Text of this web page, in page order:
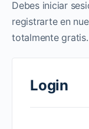
Debes iniciar
registrarte en
totalmente gratis.
Login